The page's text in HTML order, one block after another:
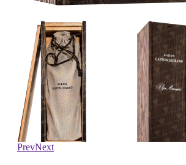
PrevNext